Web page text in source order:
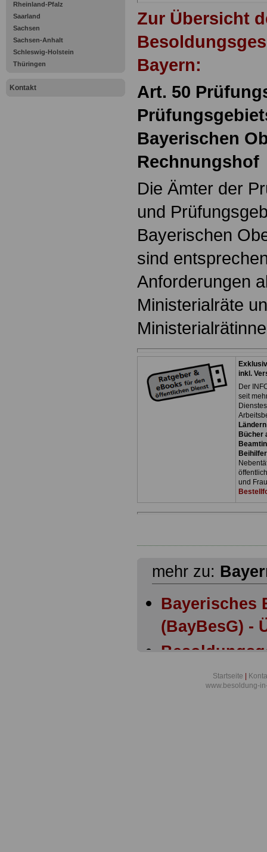
Rheinland-Pfalz
Saarland
Sachsen
Sachsen-Anhalt
Schleswig-Holstein
Thüringen
Kontakt
Zur Übersicht
Bayern:
Art. 50
Bayerischen
Rechnungshof
Die Ämter der
und
Bayerischen
sind
Anforderungen
Ministerialräte
inkl.
Der
seit
Ländern
Bücher
und
mehr zu:
Bayerisches
(BayBesG) -
Bayern:Startseite
www.besoldung-